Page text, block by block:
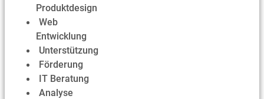
Produktdesign
Web
Entwicklung
Unterstützung
Förderung
IT Beratung
Analyse